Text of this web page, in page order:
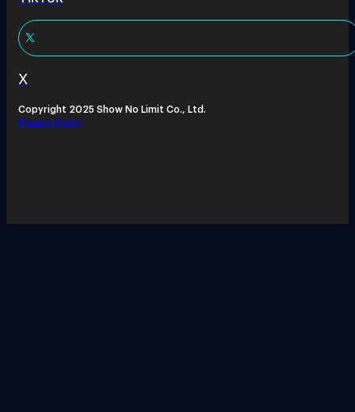
X
Copyright 2025 Show No Limit Co., Ltd.
Privacy Policy